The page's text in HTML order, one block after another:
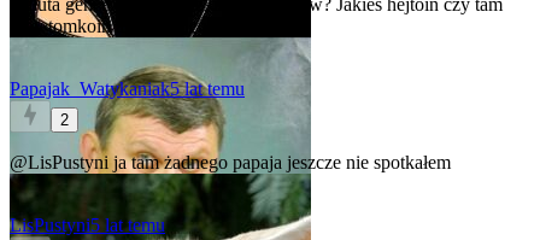
waluta generowana przez użytkowników? Jakieś hejtoin czy tam
inny tomkoin albo babacoin
Papajak_Watykaniak5 lat temu
2
@LisPustyni ja tam żadnego papaja jeszcze nie spotkałem
LisPustyni5 lat temu